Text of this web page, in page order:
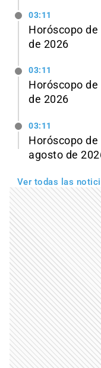
03:11
Horóscopo
de 2026
03:11
Horóscopo
de 2026
03:11
Horóscopo
agosto de
Ver todas las